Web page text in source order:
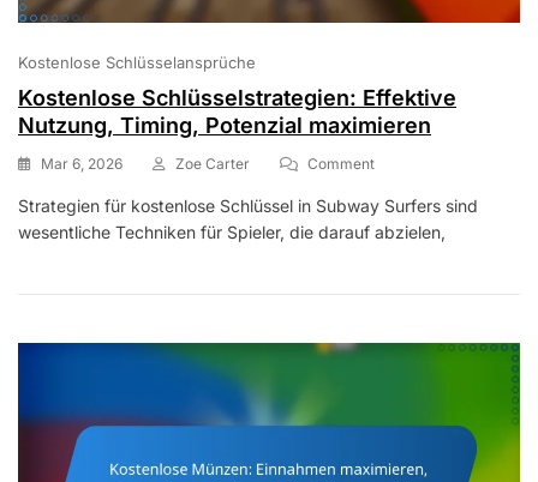
Kostenlose Schlüsselansprüche
Kostenlose Schlüsselstrategien: Effektive
Nutzung, Timing, Potenzial maximieren
Mar 6, 2026 Zoe Carter CommentOn
Schlüsselstrategien:
Effektive
Potenzial
Strategien für kostenlose Schlüssel in Subway Surfers sind
wesentliche Techniken für Spieler, die darauf abzielen,